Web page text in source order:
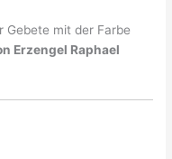
Gebete mit der Farbe
Erzengel Raphael